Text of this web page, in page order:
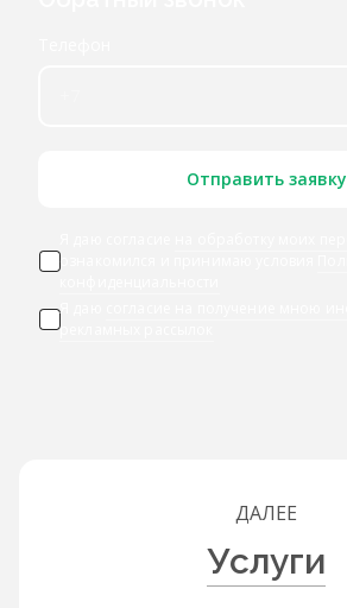
Отправить заявку
ознакомился и принимаю условия
Я даю
рекламных рассылок
ДАЛЕЕ
Услуги